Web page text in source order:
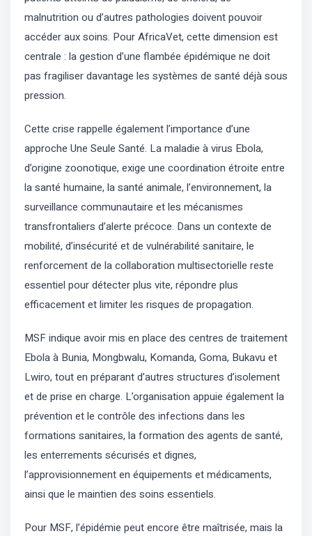
malnutrition ou d’autres pathologies doivent pouvoir
accéder aux soins. Pour AfricaVet, cette dimension est
centrale : la gestion d’une flambée épidémique ne doit
pas fragiliser davantage les systèmes de santé déjà sous
pression.
Cette crise rappelle également l’importance d’une
approche Une Seule Santé. La maladie à virus Ebola,
d’origine zoonotique, exige une coordination étroite entre
la santé humaine, la santé animale, l’environnement, la
surveillance communautaire et les mécanismes
transfrontaliers d’alerte précoce. Dans un contexte de
mobilité, d’insécurité et de vulnérabilité sanitaire, le
renforcement de la collaboration multisectorielle reste
essentiel pour détecter plus vite, répondre plus
efficacement et limiter les risques de propagation.
MSF indique avoir mis en place des centres de traitement
Ebola à Bunia, Mongbwalu, Komanda, Goma, Bukavu et
Lwiro, tout en préparant d’autres structures d’isolement
et de prise en charge. L’organisation appuie également la
prévention et le contrôle des infections dans les
formations sanitaires, la formation des agents de santé,
les enterrements sécurisés et dignes,
l’approvisionnement en équipements et médicaments,
ainsi que le maintien des soins essentiels.
Pour MSF, l’épidémie peut encore être maîtrisée, mais la